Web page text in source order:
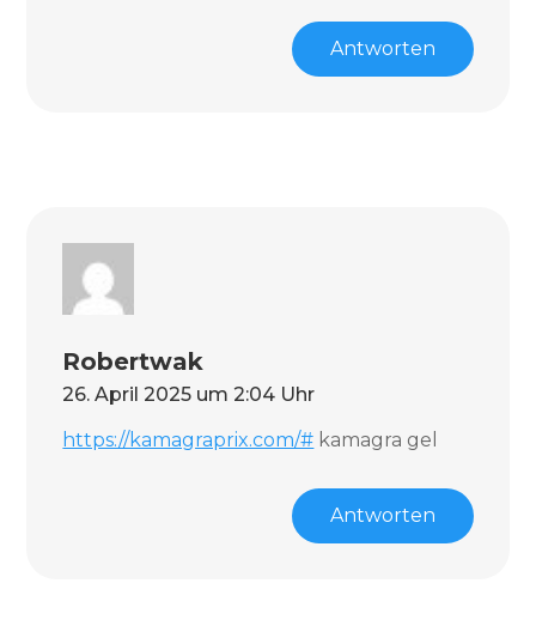
Antworten
Robertwak
26. April 2025 um 2:04 Uhr
https://kamagraprix.com/# kamagra gel
Antworten